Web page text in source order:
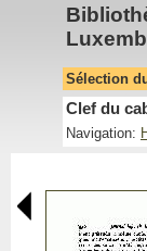
Sélection
Clef du
Navigation: